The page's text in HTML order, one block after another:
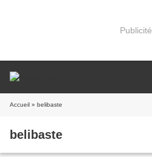
Publicité
Accueil » belibaste
belibaste